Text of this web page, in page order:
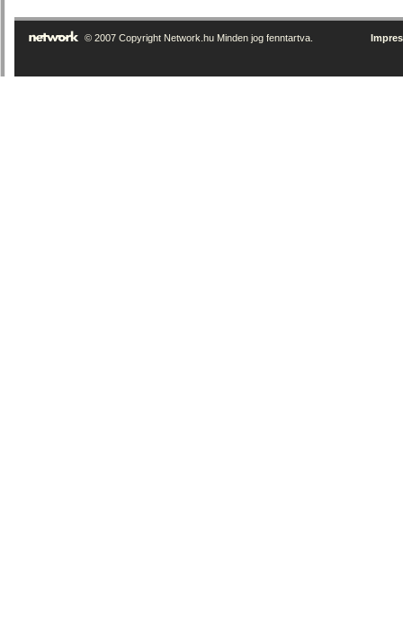
© 2007 Copyright Network.hu Minden jog fenntartva.